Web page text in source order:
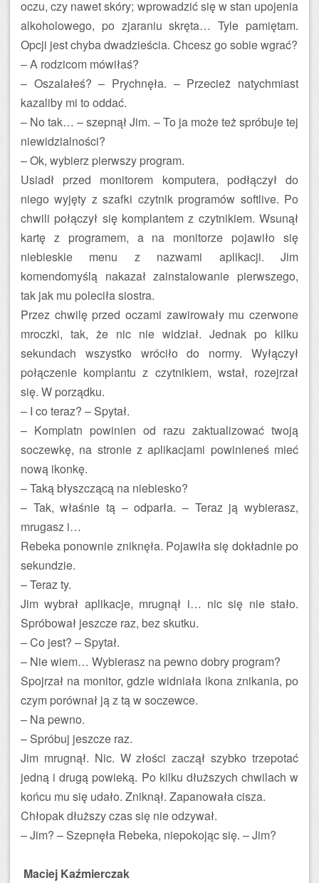
oczu, czy nawet skóry; wprowadzić się w stan upojenia
alkoholowego, po zjaraniu skręta… Tyle pamiętam.
Opcji jest chyba dwadzieścia. Chcesz go sobie wgrać?
– A rodzicom mówiłaś?
– Oszalałeś? – Prychnęła. – Przecież natychmiast
kazaliby mi to oddać.
– No tak… – szepnął Jim. – To ja może też spróbuje tej
niewidzialności?
– Ok, wybierz pierwszy program.
Usiadł przed monitorem komputera, podłączył do
niego wyjęty z szafki czytnik programów softlive. Po
chwili połączył się komplantem z czytnikiem. Wsunął
kartę z programem, a na monitorze pojawiło się
niebieskie menu z nazwami aplikacji. Jim
komendomyślą nakazał zainstalowanie pierwszego,
tak jak mu poleciła siostra.
Przez chwilę przed oczami zawirowały mu czerwone
mroczki, tak, że nic nie widział. Jednak po kilku
sekundach wszystko wróciło do normy. Wyłączył
połączenie komplantu z czytnikiem, wstał, rozejrzał
się. W porządku.
– I co teraz? – Spytał.
– Komplatn powinien od razu zaktualizować twoją
soczewkę, na stronie z aplikacjami powinieneś mieć
nową ikonkę.
– Taką błyszczącą na niebiesko?
– Tak, właśnie tą – odparła. – Teraz ją wybierasz,
mrugasz i…
Rebeka ponownie zniknęła. Pojawiła się dokładnie po
sekundzie.
– Teraz ty.
Jim wybrał aplikacje, mrugnął i… nic się nie stało.
Spróbował jeszcze raz, bez skutku.
– Co jest? – Spytał.
– Nie wiem… Wybierasz na pewno dobry program?
Spojrzał na monitor, gdzie widniała ikona znikania, po
czym porównał ją z tą w soczewce.
– Na pewno.
– Spróbuj jeszcze raz.
Jim mrugnął. Nic. W złości zaczął szybko trzepotać
jedną i drugą powieką. Po kilku dłuższych chwilach w
końcu mu się udało. Zniknął. Zapanowała cisza.
Chłopak dłuższy czas się nie odzywał.
– Jim? – Szepnęła Rebeka, niepokojąc się. – Jim?
Maciej Kaźmierczak